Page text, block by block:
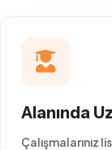
Alanında
Çalışmalarınız